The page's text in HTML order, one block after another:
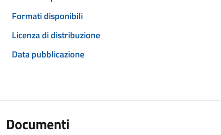
Formati disponibili
Licenza di distribuzione
Data pubblicazione
Documenti